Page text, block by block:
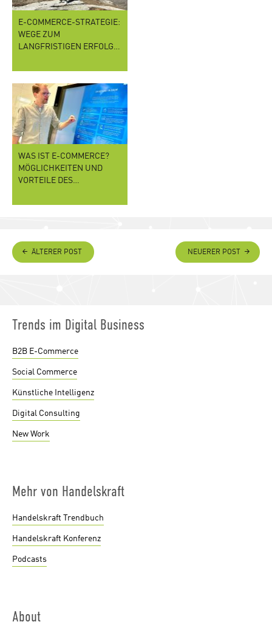
E-COMMERCE-STRATEGIE:
WEGE ZUM
LANGFRISTIGEN ERFOLG…
WAS IST E-COMMERCE?
MÖGLICHKEITEN UND
VORTEILE DES…
ÄLTERER POST NEUERER POST
Trends im Digital Business
B2B E-Commerce
Social Commerce
Künstliche Intelligenz
Digital Consulting
New Work
Mehr von Handelskraft
Handelskraft Trendbuch
Handelskraft Konferenz
Podcasts
About